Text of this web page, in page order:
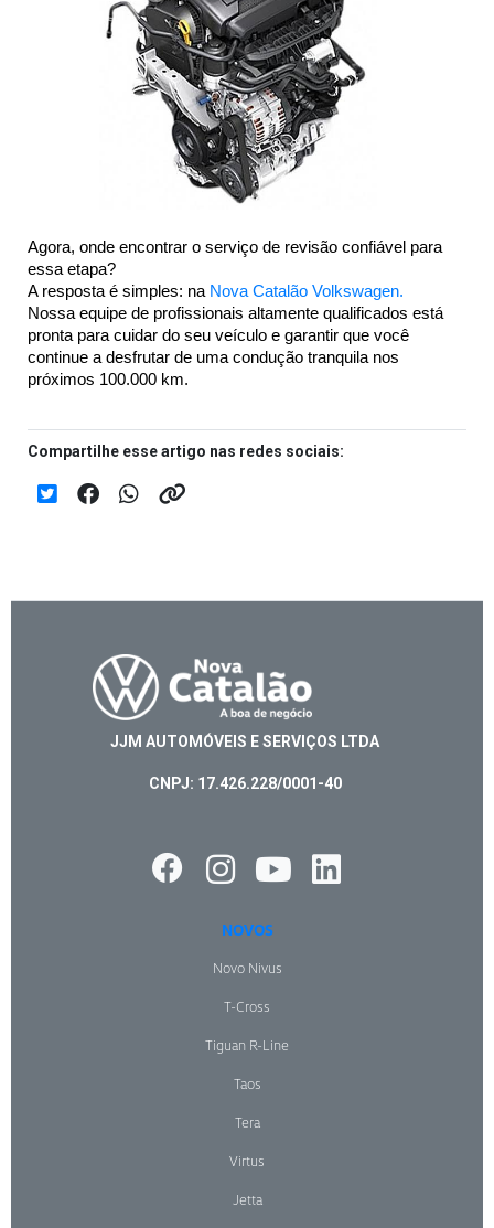
Agora, onde encontrar o serviço de revisão confiável para
essa etapa?
A resposta é simples: na Nova Catalão Volkswagen.
Nossa equipe de profissionais altamente qualificados está
pronta para cuidar do seu veículo e garantir que você
continue a desfrutar de uma condução tranquila nos
próximos 100.000 km.
Compartilhe esse artigo nas redes sociais:
JJM AUTOMÓVEIS E SERVIÇOS LTDA
CNPJ: 17.426.228/0001-40
NOVOS
Novo Nivus
T-Cross
Tiguan R-Line
Taos
Tera
Virtus
Jetta